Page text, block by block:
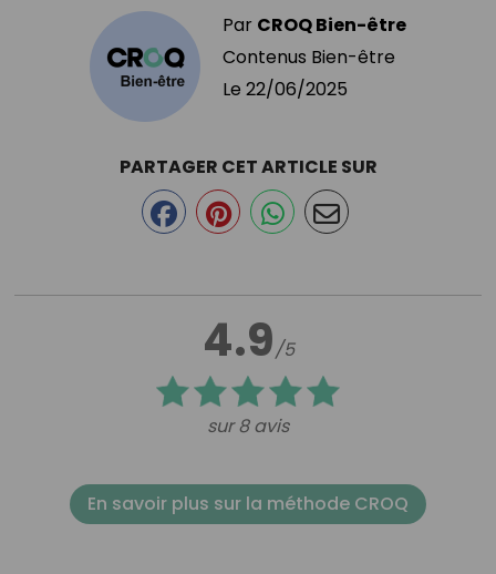
Par CROQ Bien-être
Contenus Bien-être
Le 22/06/2025
4.9/5
sur 8 avis
PARTAGER CET ARTICLE SUR
En savoir plus sur la méthode CROQ